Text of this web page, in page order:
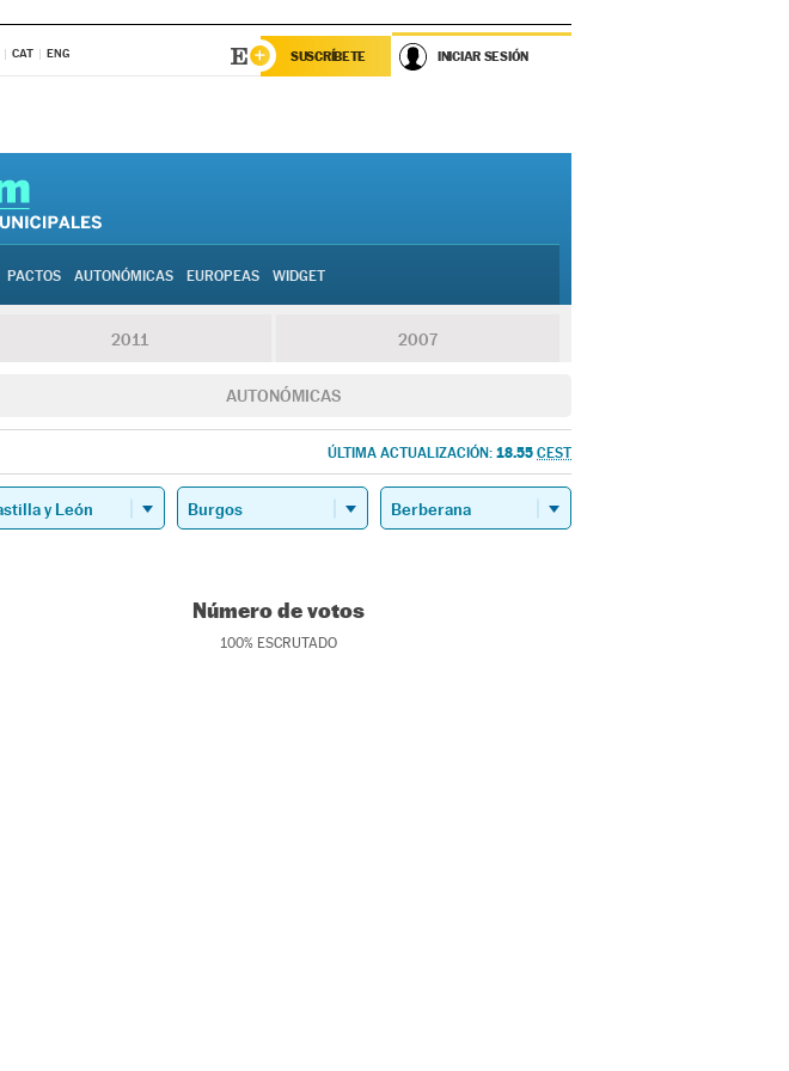
CAT ENG SUSCRÍBETE INICIAR SESIÓN
PACTOS AUTONÓMICAS EUROPEAS WIDGET
2011 2007
AUTONÓMICAS
ÚLTIMA ACTUALIZACIÓN: 18.55 CEST
Número de votos
100% ESCRUTADO